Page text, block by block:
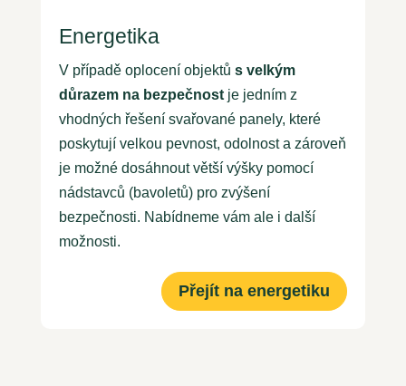
Energetika
V případě oplocení objektů s velkým
důrazem na bezpečnostje jedním z
vhodných řešení svařované panely, které
poskytují velkou pevnost, odolnost a zároveň
je možné dosáhnout větší výšky pomocí
nádstavců (bavoletů) pro zvýšení
bezpečnosti. Nabídneme vám ale i další
možnosti.
Přejít na energetiku